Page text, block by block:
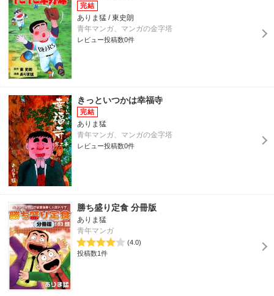
ありま猛 / 東史朗
青年マンガ、マンガの金字塔
レビュー投稿数0件
きっといつかは幸福寺
ありま猛
青年マンガ、マンガの金字塔
レビュー投稿数0件
勝ち盛り定食 分冊版
ありま猛
青年マンガ
(4.0)
投稿数1件